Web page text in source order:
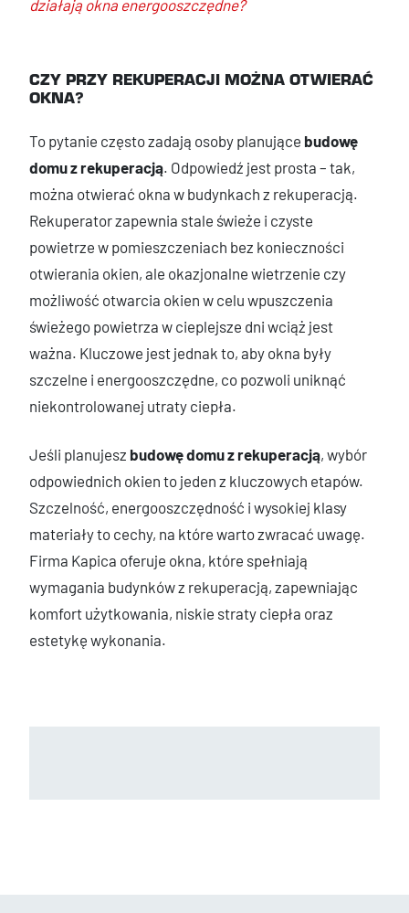
działają okna energooszczędne?
CZY PRZY REKUPERACJI MOŻNA OTWIERAĆ
OKNA?
To pytanie często zadają osoby planujące budowę
domu z rekuperacją. Odpowiedź jest prosta – tak,
można otwierać okna w budynkach z rekuperacją.
Rekuperator zapewnia stale świeże i czyste
powietrze w pomieszczeniach bez konieczności
otwierania okien, ale okazjonalne wietrzenie czy
możliwość otwarcia okien w celu wpuszczenia
świeżego powietrza w cieplejsze dni wciąż jest
ważna. Kluczowe jest jednak to, aby okna były
szczelne i energooszczędne, co pozwoli uniknąć
niekontrolowanej utraty ciepła.
Jeśli planujesz budowę domu z rekuperacją, wybór
odpowiednich okien to jeden z kluczowych etapów.
Szczelność, energooszczędność i wysokiej klasy
materiały to cechy, na które warto zwracać uwagę.
Firma Kapica oferuje okna, które spełniają
wymagania budynków z rekuperacją, zapewniając
komfort użytkowania, niskie straty ciepła oraz
estetykę wykonania.